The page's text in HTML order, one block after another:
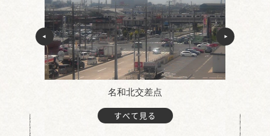
名和北交差点
すべて見る